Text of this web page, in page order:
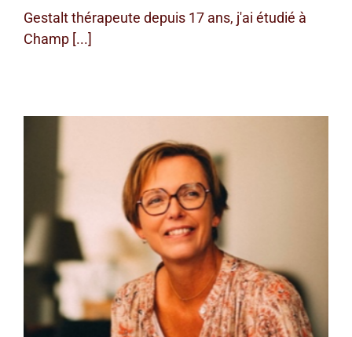
Gestalt thérapeute depuis 17 ans, j'ai étudié à
Champ [...]